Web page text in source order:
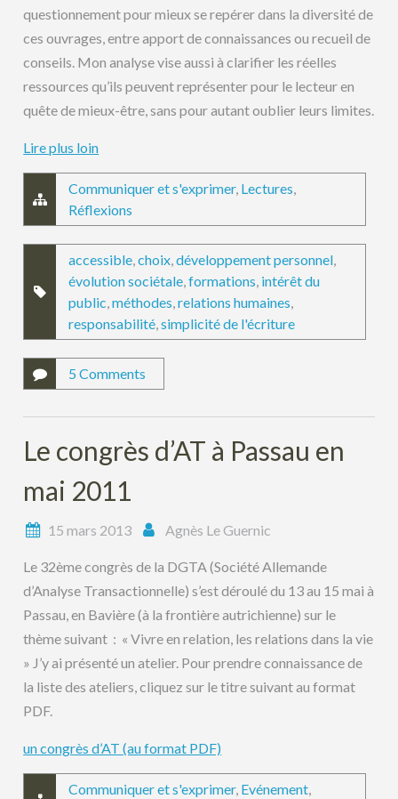
questionnement pour mieux se repérer dans la diversité de
ces ouvrages, entre apport de connaissances ou recueil de
conseils. Mon analyse vise aussi à clarifier les réelles
ressources qu’ils peuvent représenter pour le lecteur en
quête de mieux-être, sans pour autant oublier leurs limites.
Lire plus loin
Communiquer et s'exprimer, Lectures,
Réflexions
accessible,choix,développement personnel,
évolution sociétale,formations, intérêt du
public,méthodes,relations humaines,
responsabilité,simplicité de l'écriture
5 Comments
Le congrès d’AT à Passau en
mai 2011
15 mars 2013 Agnès Le Guernic
Le 32ème congrès de la DGTA (Société Allemande
d’Analyse Transactionnelle) s’est déroulé du 13 au 15 mai à
Passau, en Bavière (à la frontière autrichienne) sur le
thème suivant : « Vivre en relation, les relations dans la vie
» J’y ai présenté un atelier. Pour prendre connaissance de
la liste des ateliers, cliquez sur le titre suivant au format
PDF.
un congrès d’AT (au format PDF)
Communiquer et s'exprimer, Evénement,